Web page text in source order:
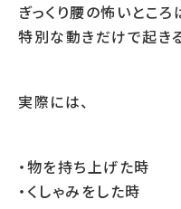
ぎっくり腰の怖いところ
特別な動きだけで起き
実際には、
・物を持ち上げた時
・くしゃみをした時